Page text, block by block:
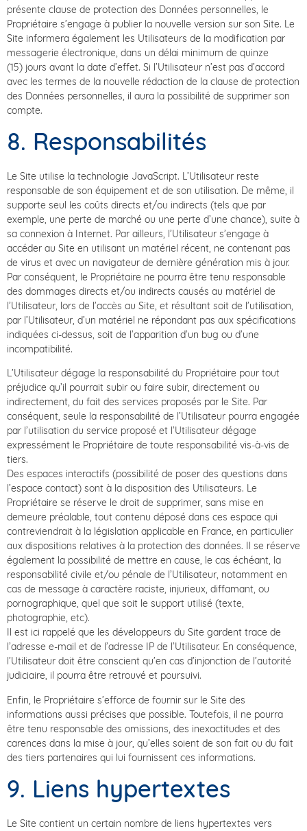
présente clause de protection des Données personnelles, le
Propriétaire s’engage à publier la nouvelle version sur son Site. Le
Site informera également les Utilisateurs de la modification par
messagerie électronique, dans un délai minimum de quinze
(15) jours avant la date d’effet. Si l’Utilisateur n’est pas d’accord
avec les termes de la nouvelle rédaction de la clause de protection
des Données personnelles, il aura la possibilité de supprimer son
compte.
8. Responsabilités
Le Site utilise la technologie JavaScript. L’Utilisateur reste
responsable de son équipement et de son utilisation. De même, il
supporte seul les coûts directs et/ou indirects (tels que par
exemple, une perte de marché ou une perte d’une chance), suite à
sa connexion à Internet. Par ailleurs, l’Utilisateur s’engage à
accéder au Site en utilisant un matériel récent, ne contenant pas
de virus et avec un navigateur de dernière génération mis à jour.
Par conséquent, le Propriétaire ne pourra être tenu responsable
des dommages directs et/ou indirects causés au matériel de
l’Utilisateur, lors de l’accès au Site, et résultant soit de l’utilisation,
par l’Utilisateur, d’un matériel ne répondant pas aux spécifications
indiquées ci-dessus, soit de l’apparition d’un bug ou d’une
incompatibilité.
L’Utilisateur dégage la responsabilité du Propriétaire pour tout
préjudice qu’il pourrait subir ou faire subir, directement ou
indirectement, du fait des services proposés par le Site. Par
conséquent, seule la responsabilité de l’Utilisateur pourra engagée
par l’utilisation du service proposé et l’Utilisateur dégage
expressément le Propriétaire de toute responsabilité vis-à-vis de
tiers.
Des espaces interactifs (possibilité de poser des questions dans
l’espace contact) sont à la disposition des Utilisateurs. Le
Propriétaire se réserve le droit de supprimer, sans mise en
demeure préalable, tout contenu déposé dans ces espace qui
contreviendrait à la législation applicable en France, en particulier
aux dispositions relatives à la protection des données. Il se réserve
également la possibilité de mettre en cause, le cas échéant, la
responsabilité civile et/ou pénale de l’Utilisateur, notamment en
cas de message à caractère raciste, injurieux, diffamant, ou
pornographique, quel que soit le support utilisé (texte,
photographie, etc).
Il est ici rappelé que les développeurs du Site gardent trace de
l’adresse e-mail et de l’adresse IP de l’Utilisateur. En conséquence,
l’Utilisateur doit être conscient qu’en cas d’injonction de l’autorité
judiciaire, il pourra être retrouvé et poursuivi.
Enfin, le Propriétaire s’efforce de fournir sur le Site des
informations aussi précises que possible. Toutefois, il ne pourra
être tenu responsable des omissions, des inexactitudes et des
carences dans la mise à jour, qu’elles soient de son fait ou du fait
des tiers partenaires qui lui fournissent ces informations.
9. Liens hypertextes
Le Site contient un certain nombre de liens hypertextes vers